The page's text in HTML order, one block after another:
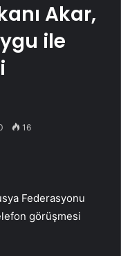
Akar,
ile
16
Federasyonu
görüşmesi